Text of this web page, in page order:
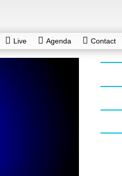
Live Agenda Contact